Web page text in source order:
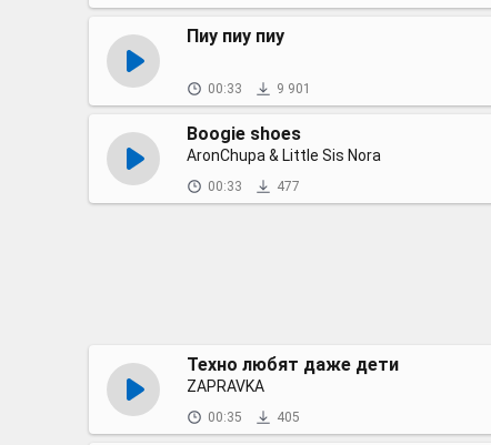
Пиу пиу пиу
00:33 9 901
Boogie shoes
AronChupa & Little Sis Nora
00:33 477
Техно любят даже дети
ZAPRAVKA
00:35 405